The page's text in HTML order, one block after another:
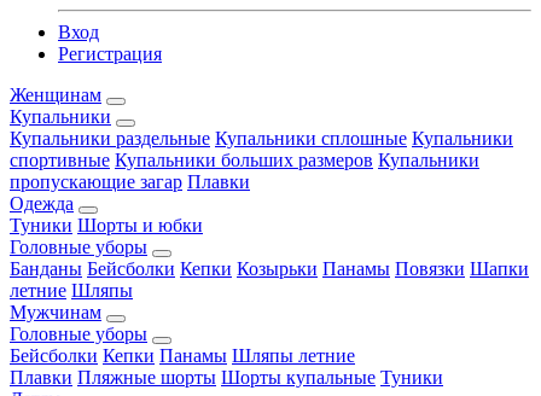
Вход
Регистрация
Женщинам
Купальники
Купальники раздельные Купальники сплошные Купальники
спортивные Купальники больших размеров Купальники
пропускающие загар Плавки
Одежда
Туники Шорты и юбки
Головные уборы
Банданы Бейсболки Кепки Козырьки Панамы Повязки Шапки
летние Шляпы
Мужчинам
Головные уборы
Бейсболки Кепки Панамы Шляпы летние
Плавки Пляжные шорты Шорты купальные Туники